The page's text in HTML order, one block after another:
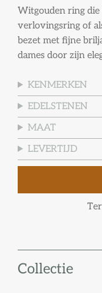
Witgouden ring die
verlovingsring of
bezet met fijne
dames door zijn
KENMERKEN
EDELSTENEN
MAAT
LEVERTIJD
Collectie